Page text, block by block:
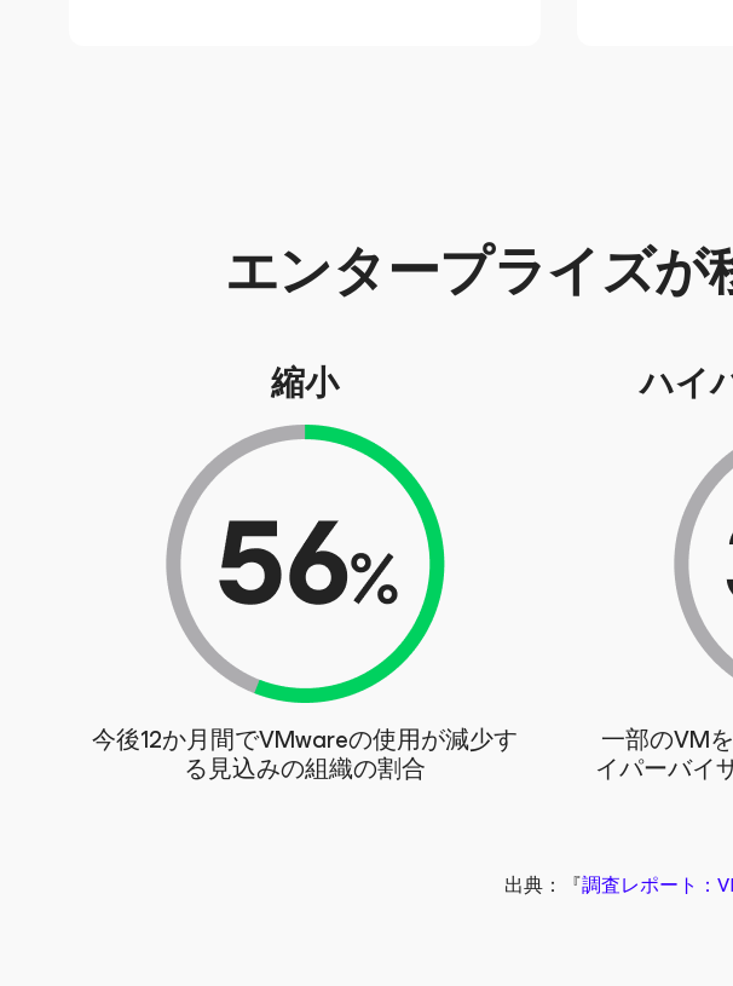
エンタープライズ
縮小
今後12か月間でVMwareの使用が減少す
る見込みの組織の割合
ハイ
一部のVM
イパーバイ
出典：『調査レポート：